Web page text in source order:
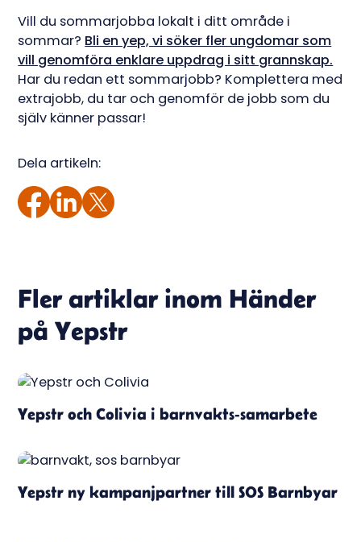
Vill du sommarjobba lokalt i ditt område i
sommar? Bli en yep, vi söker fler ungdomar som
vill genomföra enklare uppdrag i sitt grannskap.
Har du redan ett sommarjobb? Komplettera med
extrajobb, du tar och genomför de jobb som du
själv känner passar!
Dela artikeln:
Fler artiklar inom Händer
på Yepstr
Yepstr och Colivia i barnvakts-samarbete
Yepstr ny kampanjpartner till SOS Barnbyar